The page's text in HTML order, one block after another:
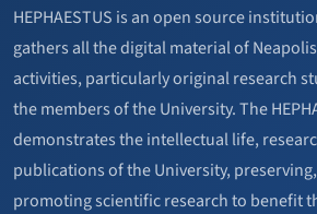
HEPHAESTUS is an open source
gathers all the digital material of
activities, particularly original research
the members of the University. The
demonstrates the intellectual life,
publications of the University,
promoting scientific research to benefit